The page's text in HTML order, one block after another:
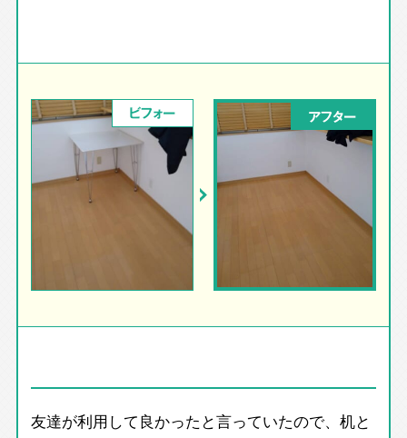
ビフォー アフター
友達が利用して良かったと言っていたので、机と